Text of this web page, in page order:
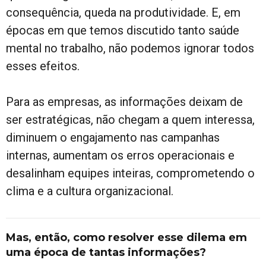
consequência, queda na produtividade. E, em
épocas em que temos discutido tanto saúde
mental no trabalho, não podemos ignorar todos
esses efeitos.
Para as empresas, as informações deixam de
ser estratégicas, não chegam a quem interessa,
diminuem o engajamento nas campanhas
internas, aumentam os erros operacionais e
desalinham equipes inteiras, comprometendo o
clima e a cultura organizacional.
Mas, então, como resolver esse dilema em
uma época de tantas informações?